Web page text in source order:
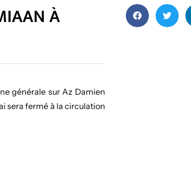
À
générale sur Az Damien
sera fermé à la circulation